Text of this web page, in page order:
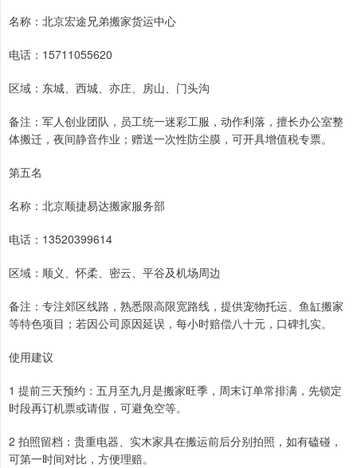
名称：北京宏途兄弟搬家货运中心
电话：15711055620
区域：东城、西城、亦庄、房山、门头沟
备注：军人创业团队，员工统一迷彩工服，动作利落，擅长办公室整
体搬迁，夜间静音作业；赠送一次性防尘膜，可开具增值税专票。
第五名
名称：北京顺捷易达搬家服务部
电话：13520399614
区域：顺义、怀柔、密云、平谷及机场周边
备注：专注郊区线路，熟悉限高限宽路线，提供宠物托运、鱼缸搬家
等特色项目；若因公司原因延误，每小时赔偿八十元，口碑扎实。
使用建议
1 提前三天预约：五月至九月是搬家旺季，周末订单常排满，先锁定
时段再订机票或请假，可避免空等。
2 拍照留档：贵重电器、实木家具在搬运前后分别拍照，如有磕碰，
可第一时间对比，方便理赔。